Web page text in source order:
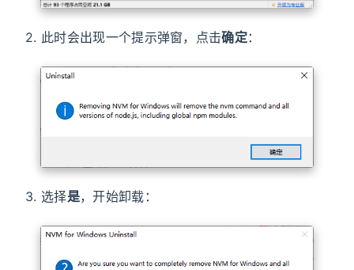
2. 此时会出现一个提示弹窗，点击确定：
3. 选择是，开始卸载：